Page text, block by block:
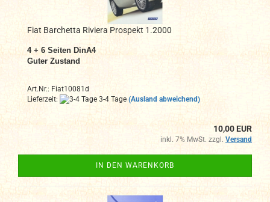
Fiat Barchetta Riviera Prospekt 1.2000
4 + 6 Seiten DinA4
Guter Zustand
Art.Nr.: Fiat10081d
Lieferzeit:
3-4 Tage (Ausland abweichend)
10,00 EUR
inkl. 7% MwSt. zzgl. Versand
IN DEN WARENKORB